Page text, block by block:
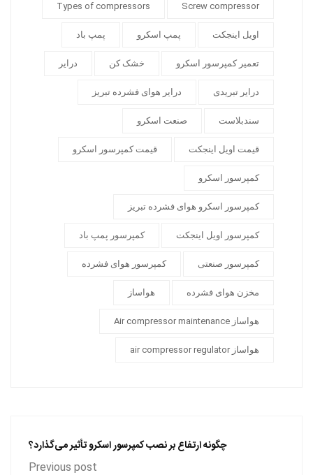
Screw compressor
Types of compressors
اویل اینجکت پمپ اسکرو پمپ باد
تعمیر کمپرسور اسکرو خشک کن درایر
درایر تبریدی درایر هوای فشرده تبریز
سندبلاست صنعت اسکرو
قیمت اویل اینجکت قیمت کمپرسور اسکرو
کمپرسور اسکرو
کمپرسور اسکرو هوای فشرده تبریز
کمپرسور اویل اینجکت کمپرسور پمپ باد
کمپرسور صنعتی کمپرسور هوای فشرده
مخزن هوای فشرده هواساز
هواساز Air compressor maintenance
هواساز air compressor regulator
چگونه ارتفاع بر نصب کمپرسور اسکرو تأثیر می‌گذارد؟
Previous post